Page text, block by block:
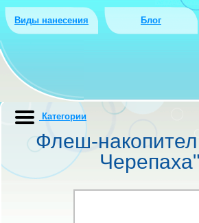
Виды нанесения Блог
Флеш-
Черепаха"
Категории